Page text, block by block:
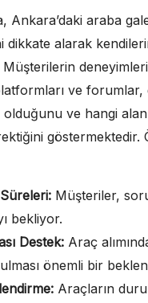
Ankara’daki araba
dikkate alarak
ve forumlar,
ve hangi
göstermektedir.
Süreleri: Müşteriler,
bekliyor.
Destek: Araç
önemli bir
Araçların